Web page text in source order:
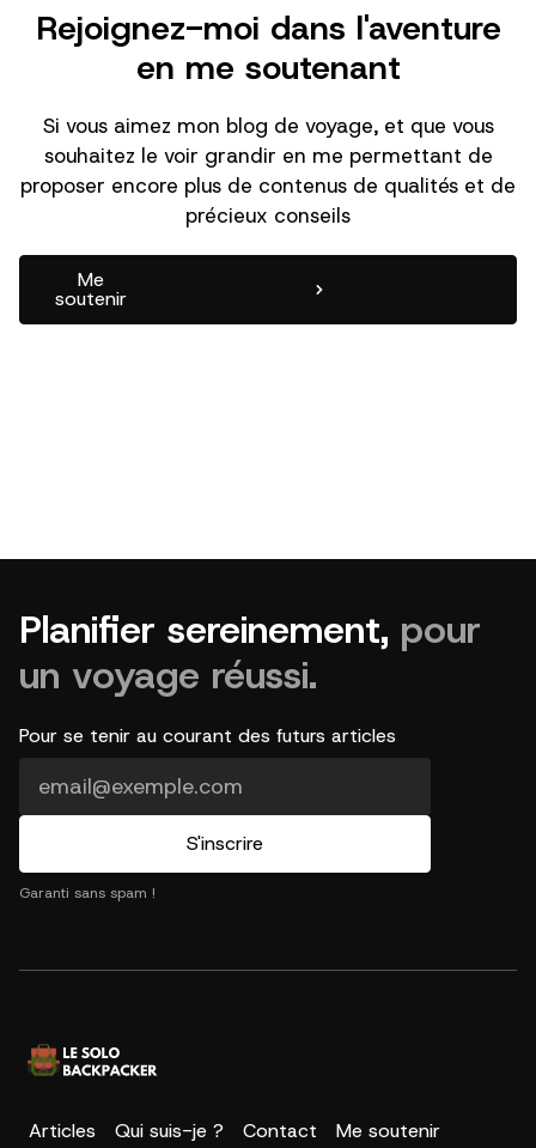
Rejoignez-moi dans l'aventure
en me soutenant
Si vous aimez mon blog de voyage, et que vous
souhaitez le voir grandir en me permettant de
proposer encore plus de contenus de qualités et de
précieux conseils
Me
soutenir
Planifier sereinement, pour
un voyage réussi.
Pour se tenir au courant des futurs articles
Garanti sans spam !
Articles Qui suis-je ? Contact Me soutenir